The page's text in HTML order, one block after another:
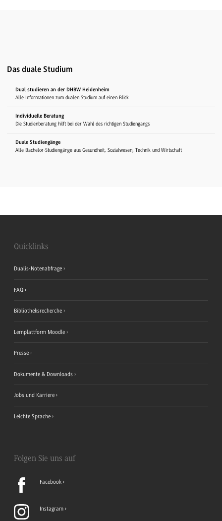
Das duale Studium
Dual studieren an der DHBW Heidenheim
Alle Informationen zum dualen Studium auf einen Blick
Individuelle Beratung
Die Studienberatung hilft bei der Wahl des richtigen Studiengangs
Duale Studiengänge
Alle Bachelor-Studiengänge aus Gesundheit, Sozialwesen, Technik und Wirtschaft
Quicklinks
Dualis-Notenabfrage
FAQ
Bibliotheksrecherche
Lernplattform Moodle
Presse
Dokumente & Downloads
Jobs und Karriere
Leichte Sprache
Folgen Sie uns auf
Facebook
Instagram